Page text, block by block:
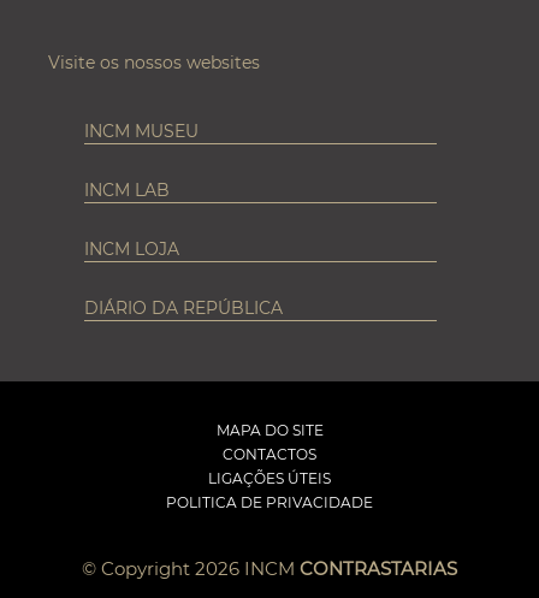
Visite os nossos websites
INCM MUSEU
INCM LAB
INCM LOJA
DIÁRIO DA REPÚBLICA
MAPA DO SITE
CONTACTOS
LIGAÇÕES ÚTEIS
POLITICA DE PRIVACIDADE
© Copyright 2026 INCM CONTRASTARIAS